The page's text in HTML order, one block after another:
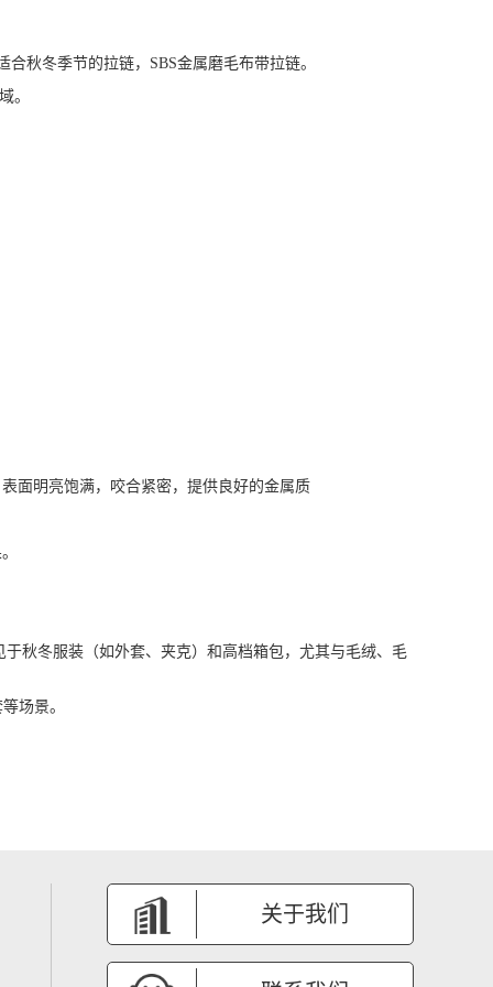
秋冬季节的拉链，SBS金属磨毛布带拉链。
。
面明亮饱满，咬合紧密，提供良好的金属质
秋冬服装（如外套、夹克）和高档箱包，尤其与毛绒、毛
场景。
关于我们